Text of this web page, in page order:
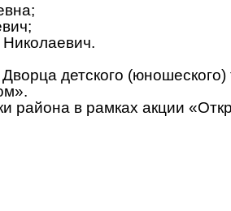
детского (юношеского)
района в рамках акции